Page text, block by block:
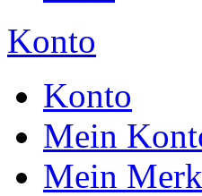
Konto
Konto
Mein
Mein